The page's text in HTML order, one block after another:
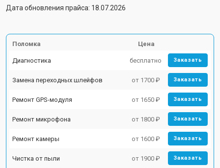
Дата обновления прайса: 18.07.2026
Поломка Цена
Диагностика бесплатно Заказать
Замена переходных шлейфов от 1700 ₽ Заказать
Ремонт GPS-модуля от 1650 ₽ Заказать
Ремонт микрофона от 1800 ₽ Заказать
Ремонт камеры от 1600 ₽ Заказать
Чистка от пыли от 1900 ₽ Заказать